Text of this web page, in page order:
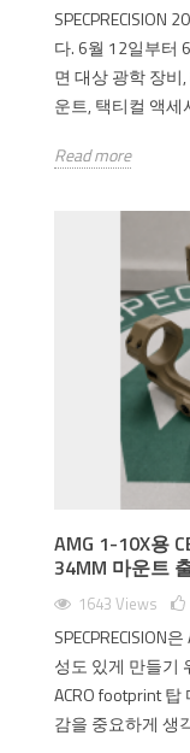
다. 6월 12일부터
면 대상 광학 장
운트, 택티컬 액세
Read more
AMG 1-10X용
34MM 마운트
1643 Views
SPECPRECISION
성도 있게 만들기
ACRO footprint 탑
감을 중요하게 생